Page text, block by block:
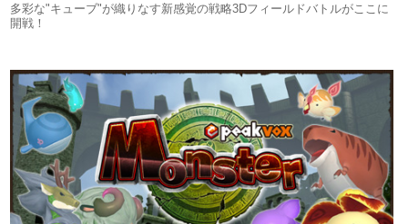
多彩な"キューブ"が織りなす新感覚の戦略3Dフィールドバトルがここに
開戦！